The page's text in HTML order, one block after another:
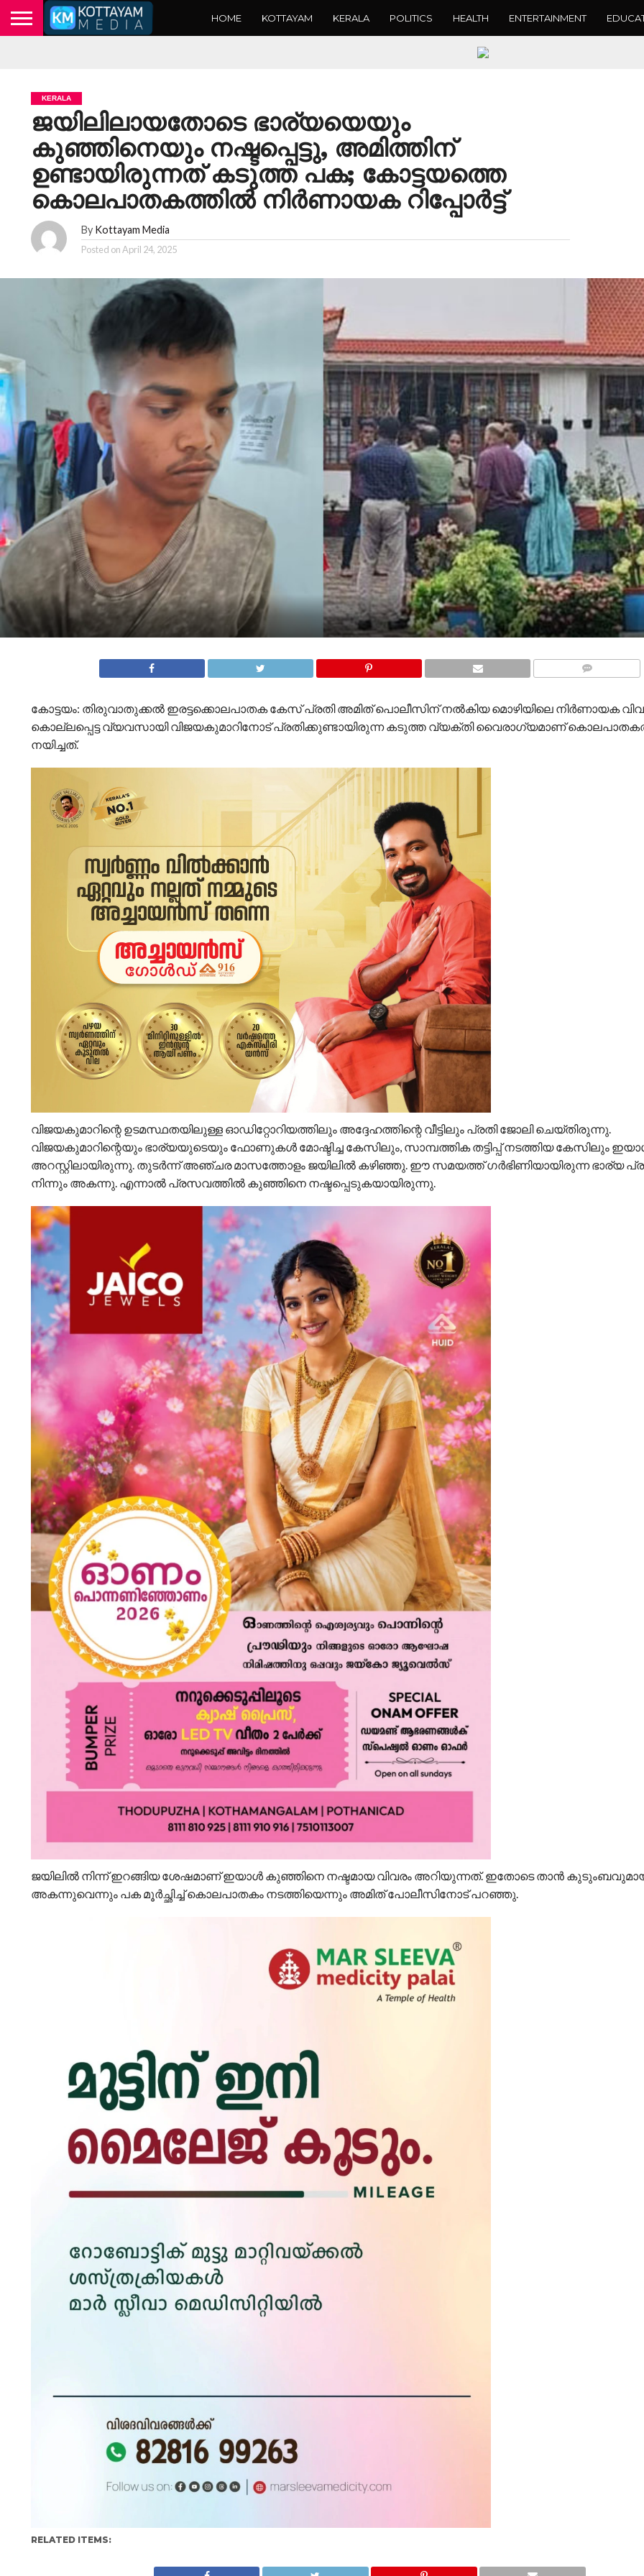
HOME KOTTAYAM KERALA POLITICS HEALTH ENTERTAINMENT
KERALA
ജയിലിലായതോടെ ഭാര്യയെയും
കുഞ്ഞിനെയും നഷ്ടപ്പെട്ടു, അമിത്തിന്
ഉണ്ടായിരുന്നത് കടുത്ത പക; കോട്ടയത്തെ
കൊലപാതകത്തിൽ നിർണായക റിപ്പോർട്ട്‌
By Kottayam Media
Posted onApril 24, 2025
കോട്ടയം: തിരുവാതുക്കല്‍ ഇരട്ടക്കൊലപാതക കേസ് പ്രതി അമിത് പൊലീസിന് നൽകിയ മൊഴിയിലെ നിർണായക
കൊല്ലപ്പെട്ട വ്യവസായി വിജയകുമാറിനോട് പ്രതിക്കുണ്ടായിരുന്ന കടുത്ത വ്യക്തി വൈരാഗ്യമാണ്
നയിച്ചത്.
വിജയകുമാറിന്റെ ഉടമസ്ഥതയിലുള്ള ഓഡിറ്റോറിയത്തിലും അദ്ദേഹത്തിന്റെ വീട്ടിലും പ്രതി ജോലി ചെയ്തിരുന്നു.
വിജയകുമാറിന്റെയും ഭാര്യയുടെയും ഫോണുകൾ മോഷ്ടിച്ച കേസിലും, സാമ്പത്തിക തട്ടിപ്പ് നടത്തിയ കേസിലും
അറസ്റ്റിലായിരുന്നു. തുടർന്ന് അഞ്ചര മാസത്തോളം ജയിലിൽ കഴിഞ്ഞു. ഈ സമയത്ത് ഗർഭിണിയായിരുന്ന ഭാര്യ
നിന്നും അകന്നു. എന്നാൽ പ്രസവത്തിൽ കുഞ്ഞിനെ നഷ്ടപ്പെടുകയായിരുന്നു.
ജയിലിൽ നിന്ന് ഇറങ്ങിയ ശേഷമാണ് ഇയാൾ കുഞ്ഞിനെ നഷ്ടമായ വിവരം അറിയുന്നത്. ഇതോടെ താൻ
അകന്നുവെന്നും പക മൂർച്ഛിച്ച് കൊലപാതകം നടത്തിയെന്നും അമിത് പോലീസിനോട് പറഞ്ഞു.
RELATED ITEMS: